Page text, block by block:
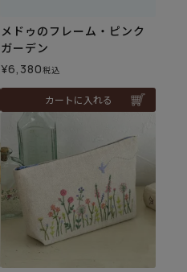
メドゥのフレーム・ピンク
ガーデン
¥6,380税込
カートに入れる